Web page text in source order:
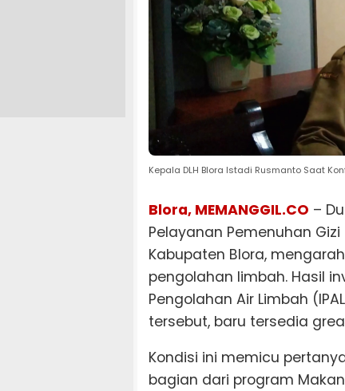
Kepala DLH Blora Istadi Rusmanto Saat
Blora, MEMANGGIL.CO –
Pelayanan Pemenuhan
Kabupaten Blora,
pengolahan limbah. Hasil
Pengolahan Air Limbah
tersebut, baru tersedia
Kondisi ini memicu
bagian dari program